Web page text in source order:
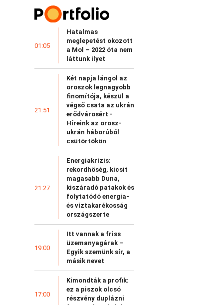
01:05
Hatalmas
meglepetést okozott
a Mol – 2022 óta nem
láttunk ilyet
21:51
Két napja lángol az
oroszok legnagyobb
finomítója, készül a
végső csata az ukrán
erődvárosért -
Híreink az orosz-
ukrán háborúból
csütörtökön
21:27
Energiakrízis:
rekordhőség, kicsit
magasabb Duna,
kiszáradó patakok és
folytatódó energia-
és víztakarékosság
országszerte
19:00
Itt vannak a friss
üzemanyagárak –
Egyik szemünk sír, a
másik nevet
17:00
Kimondták a profik:
ez a piszok olcsó
részvény duplázni